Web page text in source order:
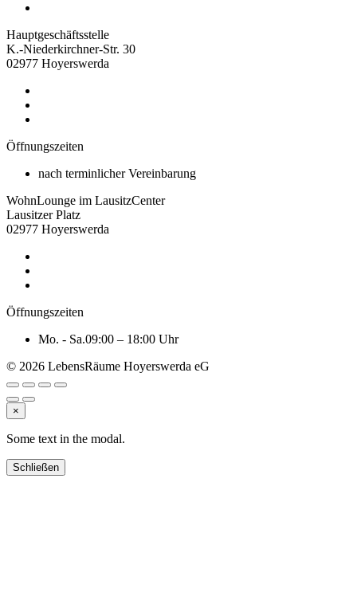
Hauptgeschäftsstelle
K.-Niederkirchner-Str. 30
02977 Hoyerswerda
Öffnungszeiten
nach terminlicher Vereinbarung
WohnLounge im LausitzCenter
Lausitzer Platz
02977 Hoyerswerda
Öffnungszeiten
Mo. - Sa.09:00 – 18:00 Uhr
© 2026 LebensRäume Hoyerswerda eG
×
Some text in the modal.
Schließen